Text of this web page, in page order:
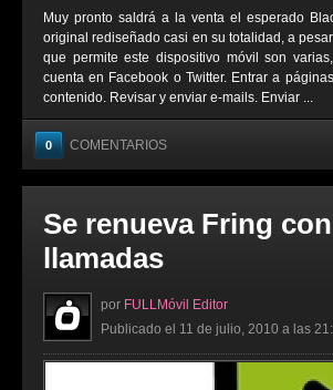
Muy pronto saldrá a la venta el esperado
original rediseñado casi en su totalidad, a
que permite este dispositivo móvil son
cuenta en Facebook o Twitter. Entrar a
contenido. Revisar y enviar e-mails. Enviar ...
0 COMENTARIOS
Se renueva Fring
llamadas
por FULLMóvil Editor
Publicado el 11 de julio, 2010 a las